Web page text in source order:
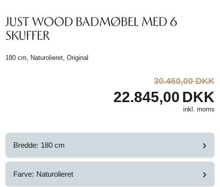
JUST WOOD BADMØBEL MED 6
SKUFFER
180 cm, Naturolieret, Original
30.460,00 DKK
22.845,00 DKK
inkl. moms
Bredde: 180 cm ›
Farve: Naturolieret ›